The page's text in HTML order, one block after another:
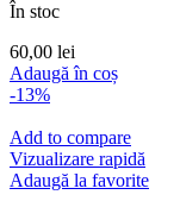
În stoc
60,00 lei
Adaugă în coș
-13%
Add to compare
Vizualizare rapidă
Adaugă la favorite